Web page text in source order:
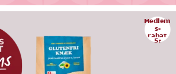
Medlem
s-
rabat
5,-